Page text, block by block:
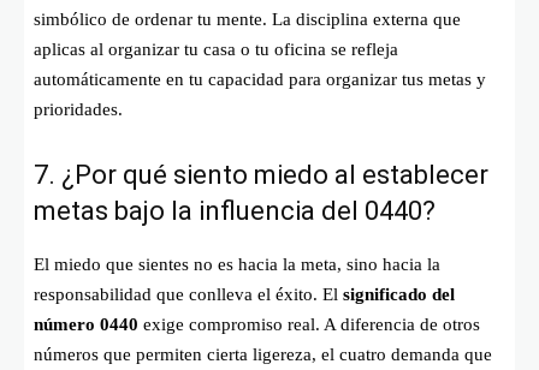
simbólico de ordenar tu mente. La disciplina externa que
aplicas al organizar tu casa o tu oficina se refleja
automáticamente en tu capacidad para organizar tus metas y
prioridades.
7. ¿Por qué siento miedo al establecer
metas bajo la influencia del 0440?
El miedo que sientes no es hacia la meta, sino hacia la
responsabilidad que conlleva el éxito. El significado del
número 0440 exige compromiso real. A diferencia de otros
números que permiten cierta ligereza, el cuatro demanda que